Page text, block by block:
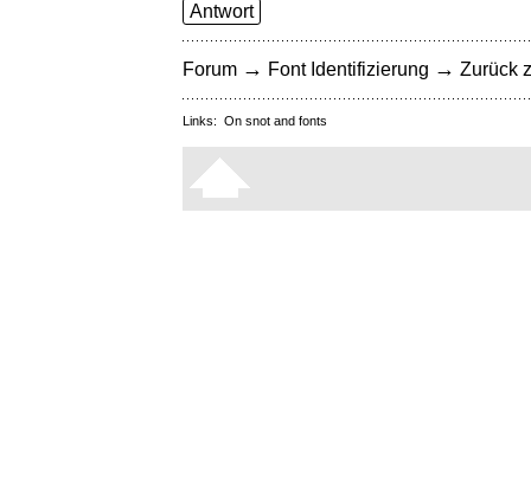
Antwort
Forum → Font Identifizierung → Zurück
Links: On snot and fonts